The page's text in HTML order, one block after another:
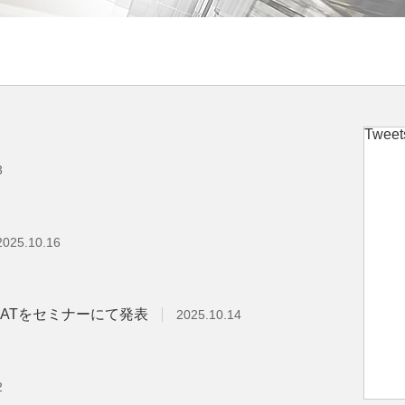
をセミナーにて発表 2025.10.14